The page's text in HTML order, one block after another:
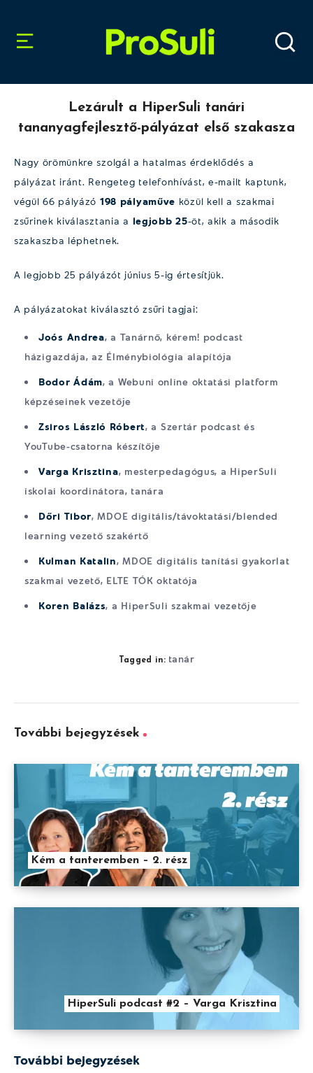
Lezárult a HiperSuli tanári
tananyagfejlesztő-pályázat első szakasza
Nagy örömünkre szolgál a hatalmas érdeklődés a
pályázat iránt. Rengeteg telefonhívást, e-mailt kaptunk,
végül 66 pályázó 198 pályaműve közül kell a szakmai
zsűrinek kiválasztania a legjobb 25-öt, akik a második
szakaszba léphetnek.
A legjobb 25 pályázót június 5-ig értesítjük.
A pályázatokat kiválasztó zsűri tagjai:
Joós Andrea, a Tanárnő, kérem! podcast
házigazdája, az Élménybiológia alapítója
Bodor Ádám, a Webuni online oktatási platform
képzéseinek vezetője
Zsiros László Róbert, a Szertár podcast és
YouTube-csatorna készítője
Varga Krisztina, mesterpedagógus, a HiperSuli
iskolai koordinátora, tanára
Dőri Tibor, MDOE digitális/távoktatási/blended
learning vezető szakértő
Kulman Katalin, MDOE digitális tanítási gyakorlat
szakmai vezető, ELTE TÓK oktatója
Koren Balázs, a HiperSuli szakmai vezetője
Tagged in: tanár
További bejegyzések
Kém a tanteremben – 2. rész
HiperSuli podcast #2 – Varga Krisztina
További bejegyzések